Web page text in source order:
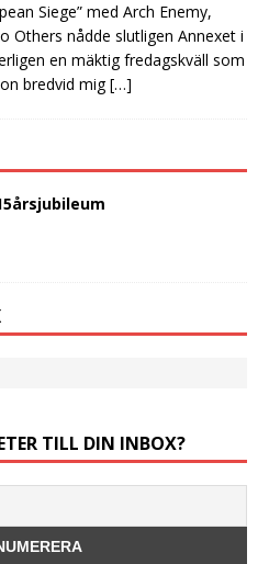
Siege” med Arch Enemy,
Others nådde slutligen Annexet i
en mäktig fredagskväll som
bredvid mig[…]
TILL DIN INBOX?